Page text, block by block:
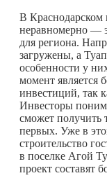
В Краснодарском
неравномерно —
для региона.
загружены, а
особенности у
момент является
инвестиций, так
Инвесторы
сможет получить
первых. Уже в
строительство
в поселке Агой
проект составят